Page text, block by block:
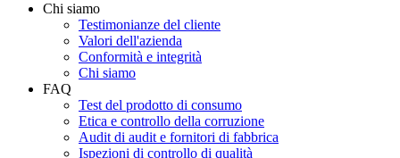
Chi siamo
Testimonianze del cliente
Valori dell'azienda
Conformità e integrità
Chi siamo
FAQ
Test del prodotto di consumo
Etica e controllo della corruzione
Audit di audit e fornitori di fabbrica
Ispezioni di controllo di qualità